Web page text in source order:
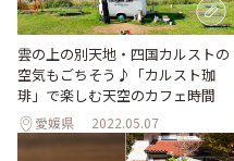
雲の上の別天地・四国カルストの
空気もごちそう♪「カルスト珈
琲」で楽しむ天空のカフェ時間
愛媛県 2022.05.07